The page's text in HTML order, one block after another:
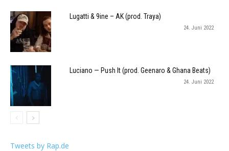
Lugatti & 9ine – AK (prod. Traya)
24. Juni 2022
Luciano — Push It (prod. Geenaro & Ghana Beats)
24. Juni 2022
Tweets by Rap.de